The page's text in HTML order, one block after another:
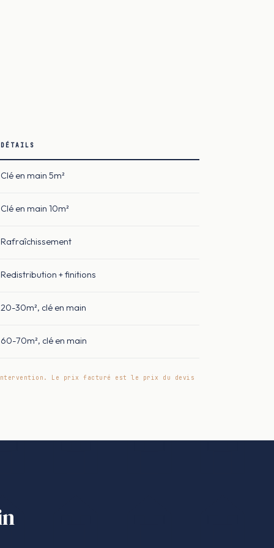
DÉTAILS
Clé en main 5m²
Clé en main 10m²
Rafraîchissement
Redistribution + finitions
20-30m², clé en main
60-70m², clé en main
Le prix facturé est le prix du devis